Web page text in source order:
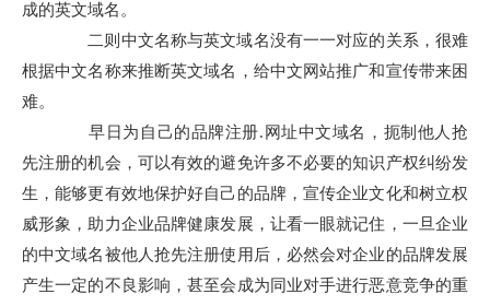
成的英文域名。
二则中文名称与英文域名没有一一对应的关系，很难
根据中文名称来推断英文域名，给中文网站推广和宣传带来困
难。
早日为自己的品牌注册.网址中文域名，扼制他人抢
先注册的机会，可以有效的避免许多不必要的知识产权纠纷发
生，能够更有效地保护好自己的品牌，宣传企业文化和树立权
威形象，助力企业品牌健康发展，让看一眼就记住，一旦企业
的中文域名被他人抢先注册使用后，必然会对企业的品牌发展
产生一定的不良影响，甚至会成为同业对手进行恶意竞争的重